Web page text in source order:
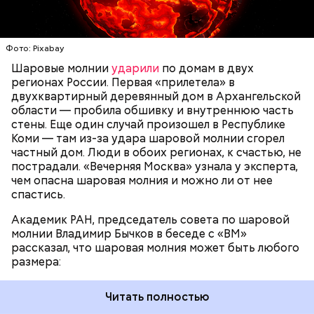
Фото: Pixabay
Шаровые молнииударили по домам в двух
регионах России. Первая «прилетела» в
двухквартирный деревянный дом в Архангельской
области — пробила обшивку и внутреннюю часть
стены. Еще один случай произошел в Республике
Коми — там из-за удара шаровой молнии сгорел
частный дом. Люди в обоих регионах, к счастью, не
пострадали. «Вечерняя Москва» узнала у эксперта,
чем опасна шаровая молния и можно ли от нее
спастись.
Академик РАН, председатель совета по шаровой
молнии Владимир Бычков в беседе с «ВМ»
рассказал, что шаровая молния может быть любого
размера:
проходит и через стекла, даже часто не оставляя
следов. Она как капля стекает, растекается. Может
и в окно влезть, причем в двухметровое.
Сжимается, как воздушный шар, и проходит.
Читать полностью
УЧЕНЫЕ МОЛНИИ ПОГОДА
По его словам, солдаты не знали о масштабах
трагедии. Подобных аварий раньше не случалось.
Поэтому он не испытывал страха.